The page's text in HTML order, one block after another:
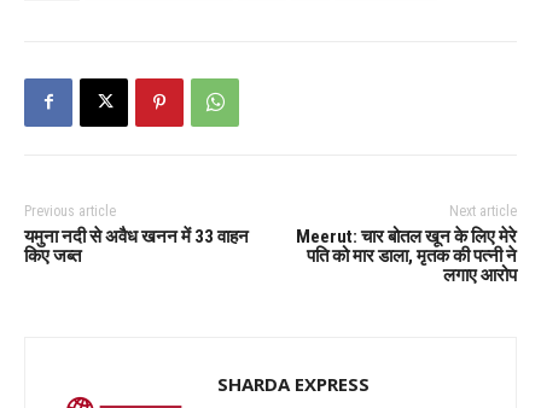
Previous article
यमुना नदी से अवैध खनन में 33 वाहन
किए जब्त
Next article
Meerut: चार बोतल खून के लिए मेरे
पति को मार डाला, मृतक की पत्नी ने
लगाए आरोप
SHARDA EXPRESS